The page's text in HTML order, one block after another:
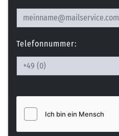
Telefonnummer: